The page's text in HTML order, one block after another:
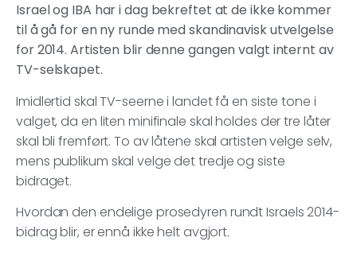
Israel og IBA har i dag bekreftet at de ikke kommer
til å gå for en ny runde med skandinavisk utvelgelse
for 2014. Artisten blir denne gangen valgt internt av
TV-selskapet.
Imidlertid skal TV-seerne i landet få en siste tone i
valget, da en liten minifinale skal holdes der tre låter
skal bli fremført. To av låtene skal artisten velge selv,
mens publikum skal velge det tredje og siste
bidraget.
Hvordan den endelige prosedyren rundt Israels 2014-
bidrag blir, er ennå ikke helt avgjort.